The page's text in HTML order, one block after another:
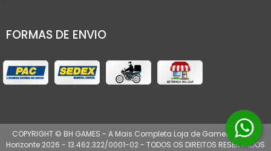
FORMAS DE ENVIO
COPYRIGHT © BH GAMES - A Mais Completa Loja de Games de Belo
Horizonte 2026 - 13.462.322/0001-02 - TODOS OS DIREITOS RESERVADOS